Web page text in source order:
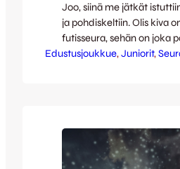
Joo, siinä me jätkät
ja pohdiskeltiin. Olis kiva
futisseura, sehän on joka
vaikka rahaa ei juuri ole,
Oikeassa elämässä
kannattajia, niin Harjun
ryhmän…
Edustusjoukkue, Juniorit,